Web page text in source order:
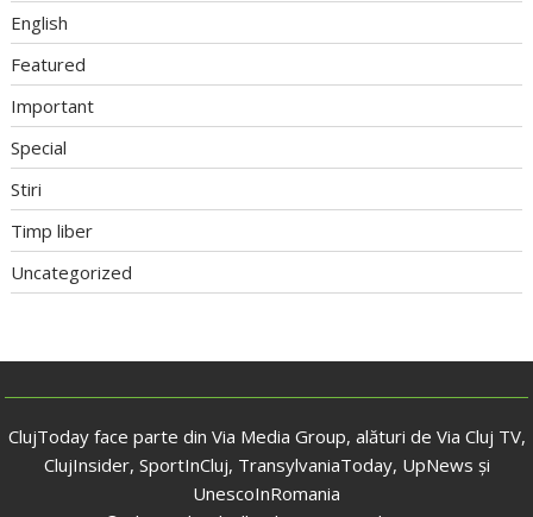
English
Featured
Important
Special
Stiri
Timp liber
Uncategorized
ClujToday face parte din Via Media Group, alături de Via Cluj TV,
ClujInsider, SportInCluj, TransylvaniaToday, UpNews și
UnescoInRomania